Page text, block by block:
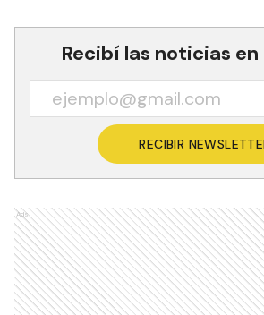
Recibí las noticias
RECIBIR
Ads